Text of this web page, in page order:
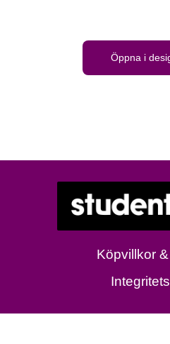
Öppna i
Köpvillkor